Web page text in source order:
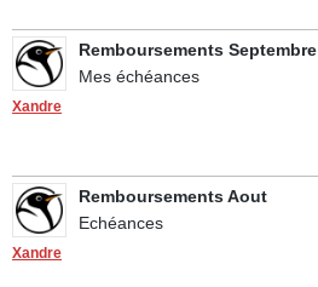
Xandre
Remboursements Septembre
Mes échéances
Xandre
Remboursements Aout
Echéances